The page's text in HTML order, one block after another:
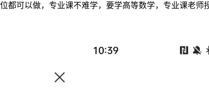
都可以做，专业课不难学，要学高等数学，专业课老